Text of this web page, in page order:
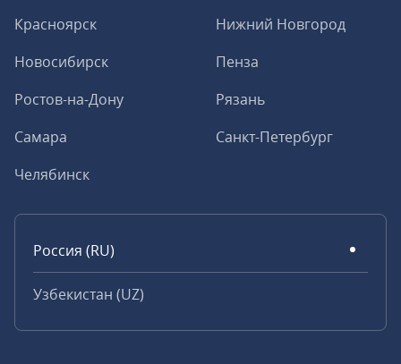
Красноярск
Нижний Новгород
Новосибирск
Пенза
Ростов-на-Дону
Рязань
Самара
Санкт-Петербург
Челябинск
Россия (RU)
Узбекистан (UZ)